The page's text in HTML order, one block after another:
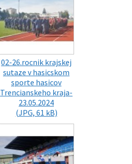
02-26.rocnik krajskej
sutaze v hasicskom
sporte hasicov
Trencianskeho kraja-
23.05.2024
(JPG, 61 kB)